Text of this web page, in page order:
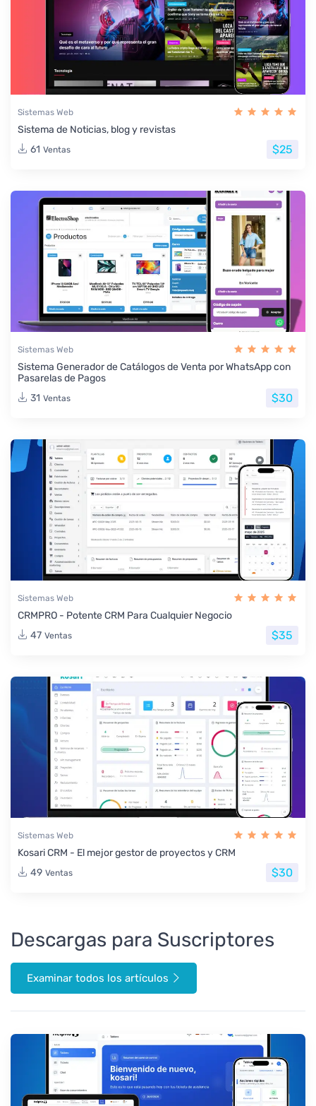
Sistemas Web
Sistema de Noticias, blog y revistas
61 Ventas $25
Sistemas Web
Sistema Generador de Catálogos de Venta por WhatsApp con
Pasarelas de Pagos
31 Ventas $30
Sistemas Web
CRMPRO - Potente CRM Para Cualquier Negocio
47 Ventas $35
Sistemas Web
Kosari CRM - El mejor gestor de proyectos y CRM
49 Ventas $30
Descargas para Suscriptores
Examinar todos los artículos